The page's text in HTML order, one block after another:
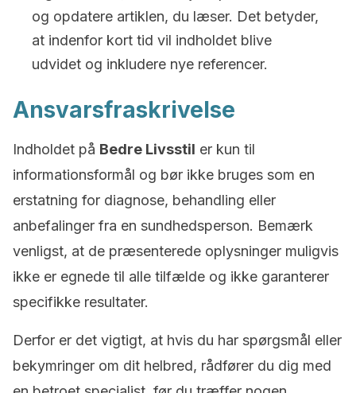
og opdatere artiklen, du læser. Det betyder,
at indenfor kort tid vil indholdet blive
udvidet og inkludere nye referencer.
Ansvarsfraskrivelse
Indholdet på Bedre Livsstil er kun til
informationsformål og bør ikke bruges som en
erstatning for diagnose, behandling eller
anbefalinger fra en sundhedsperson. Bemærk
venligst, at de præsenterede oplysninger muligvis
ikke er egnede til alle tilfælde og ikke garanterer
specifikke resultater.
Derfor er det vigtigt, at hvis du har spørgsmål eller
bekymringer om dit helbred, rådfører du dig med